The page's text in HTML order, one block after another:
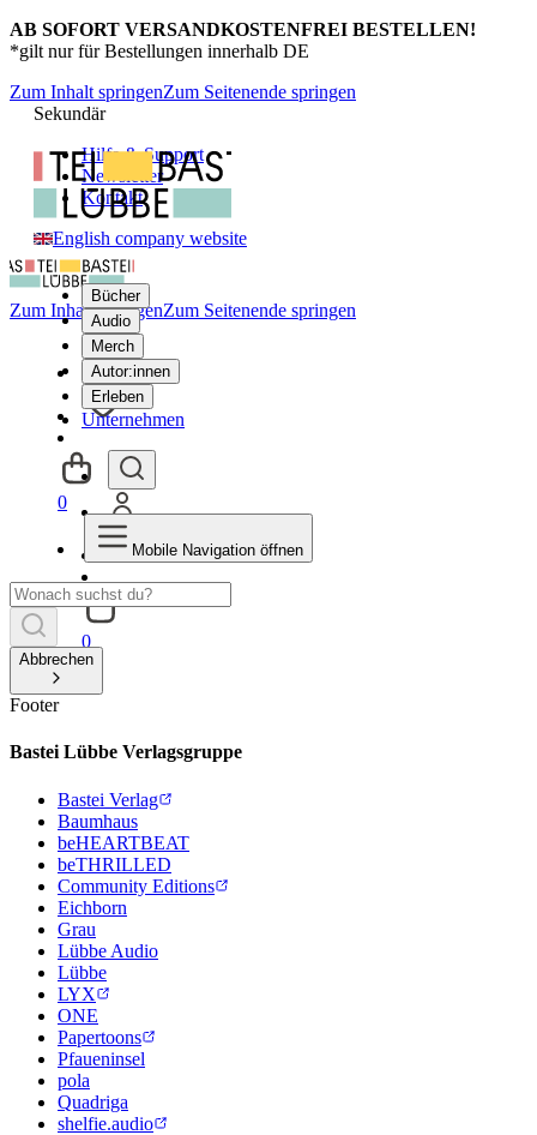
AB SOFORT VERSANDKOSTENFREI BESTELLEN!
*gilt nur für Bestellungen innerhalb DE
Zum Inhalt springenZum Seitenende springen
Sekundär
Hilfe & Support
Newsletter
Kontakt
English company website
Bücher
Audio
Merch
Autor:innen
Erleben
Unternehmen
0
Zum Inhalt springenZum Seitenende springen
0
Mobile Navigation öffnen
Abbrechen
Footer
Bastei Lübbe Verlagsgruppe
Bastei Verlag
Baumhaus
beHEARTBEAT
beTHRILLED
Community Editions
Eichborn
Grau
Lübbe Audio
Lübbe
LYX
ONE
Papertoons
Pfaueninsel
pola
Quadriga
shelfie.audio